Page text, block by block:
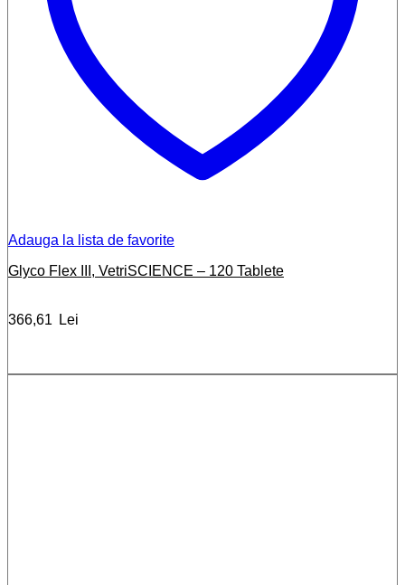
Adauga la lista de favorite
Glyco Flex III, VetriSCIENCE – 120 Tablete
366,61 Lei